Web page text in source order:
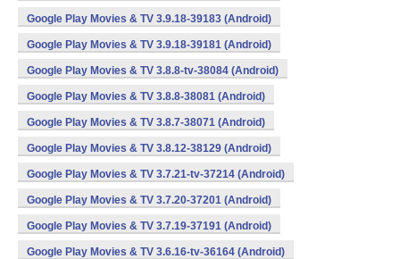
Google Play Movies & TV 3.9.18-39183 (Android)
Google Play Movies & TV 3.9.18-39181 (Android)
Google Play Movies & TV 3.8.8-tv-38084 (Android)
Google Play Movies & TV 3.8.8-38081 (Android)
Google Play Movies & TV 3.8.7-38071 (Android)
Google Play Movies & TV 3.8.12-38129 (Android)
Google Play Movies & TV 3.7.21-tv-37214 (Android)
Google Play Movies & TV 3.7.20-37201 (Android)
Google Play Movies & TV 3.7.19-37191 (Android)
Google Play Movies & TV 3.6.16-tv-36164 (Android)